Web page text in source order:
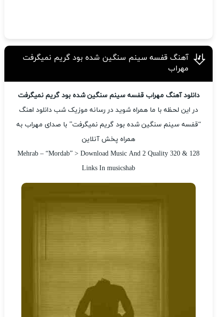
آهنگ قفسه سینم سنگین شده بود گریم نمیگرفت
مهراب
دانلود آهنگ مهراب قفسه سینم سنگین شده بود گریم نمیگرفت
در این لحظه با ما همراه شوید در رسانه موزیک شب دانلود اهنگ
“قفسه سینم سنگین شده بود گریم نمیگرفت” با صدای مهراب به
همراه پخش آنلاین
Mehrab – “Mordab” > Download Music And 2 Quality 320 & 128
Links In musicshab